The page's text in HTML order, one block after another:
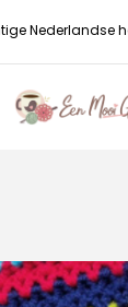
Nederlandse